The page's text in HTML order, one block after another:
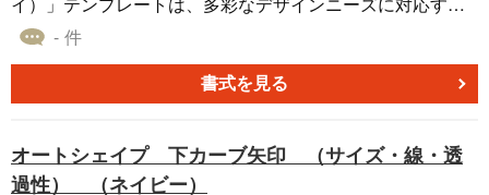
素材です。このテンプレートには、グレイの曲折矢印が含
透過性など、さまざまなカスタマイズオプションが提供さ
れています。 これらの曲折矢印は、パワーポイント、エク
があり、プレゼンテーション、レポート、ウェブデザイ
ン、広告制作など、幅広いプロジェクトで活用できます。
- 件
書式を見る
オートシェイプ 下カーブ矢印 （サイズ・線・透
過性） （ネイビー）